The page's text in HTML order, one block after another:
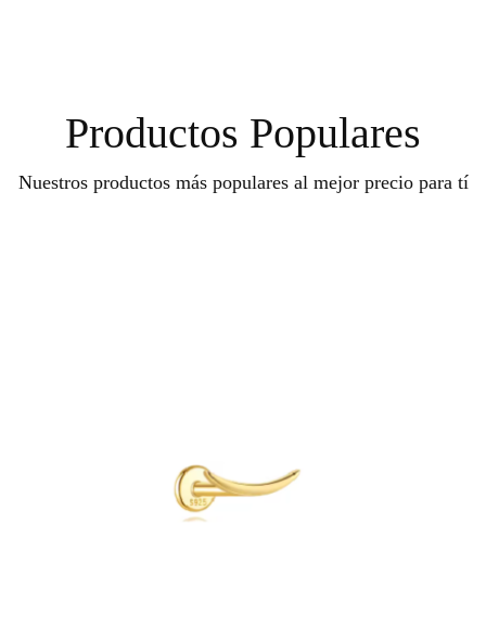
Productos Populares
Nuestros productos más populares al mejor precio para tí